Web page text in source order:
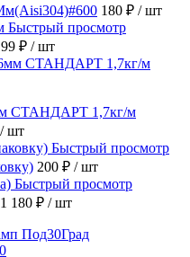
180 ₽ / шт
Быстрый просмотр
₽ / шт
СТАНДАРТ 1,7кг/м
/ шт
Быстрый просмотр
200 ₽ / шт
Быстрый просмотр
1 180 ₽ / шт